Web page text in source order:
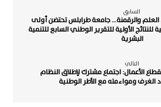
السابق
والرقمنة… جامعة طرابلس تحتضن أولى
الأولية للتقرير الوطني السابع للتنمية
البشرية
التالي
الأعمال: اجتماع مشترك لإطلاق النظام
الغرف ومواءمته مع الأطر الوطنية